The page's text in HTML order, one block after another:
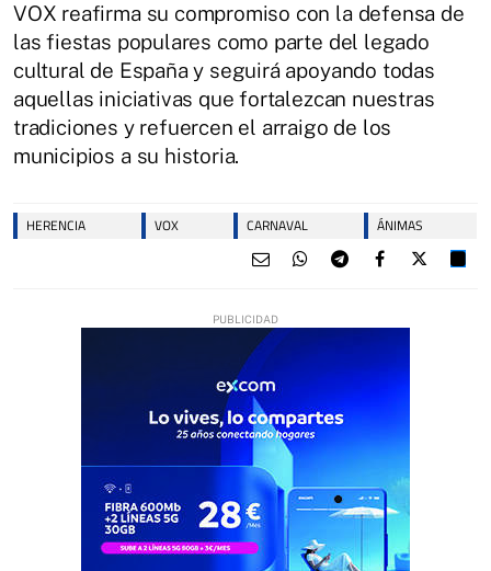
VOX reafirma su compromiso con la defensa de
las fiestas populares como parte del legado
cultural de España y seguirá apoyando todas
aquellas iniciativas que fortalezcan nuestras
tradiciones y refuercen el arraigo de los
municipios a su historia.
HERENCIA VOX CARNAVAL ÁNIMAS